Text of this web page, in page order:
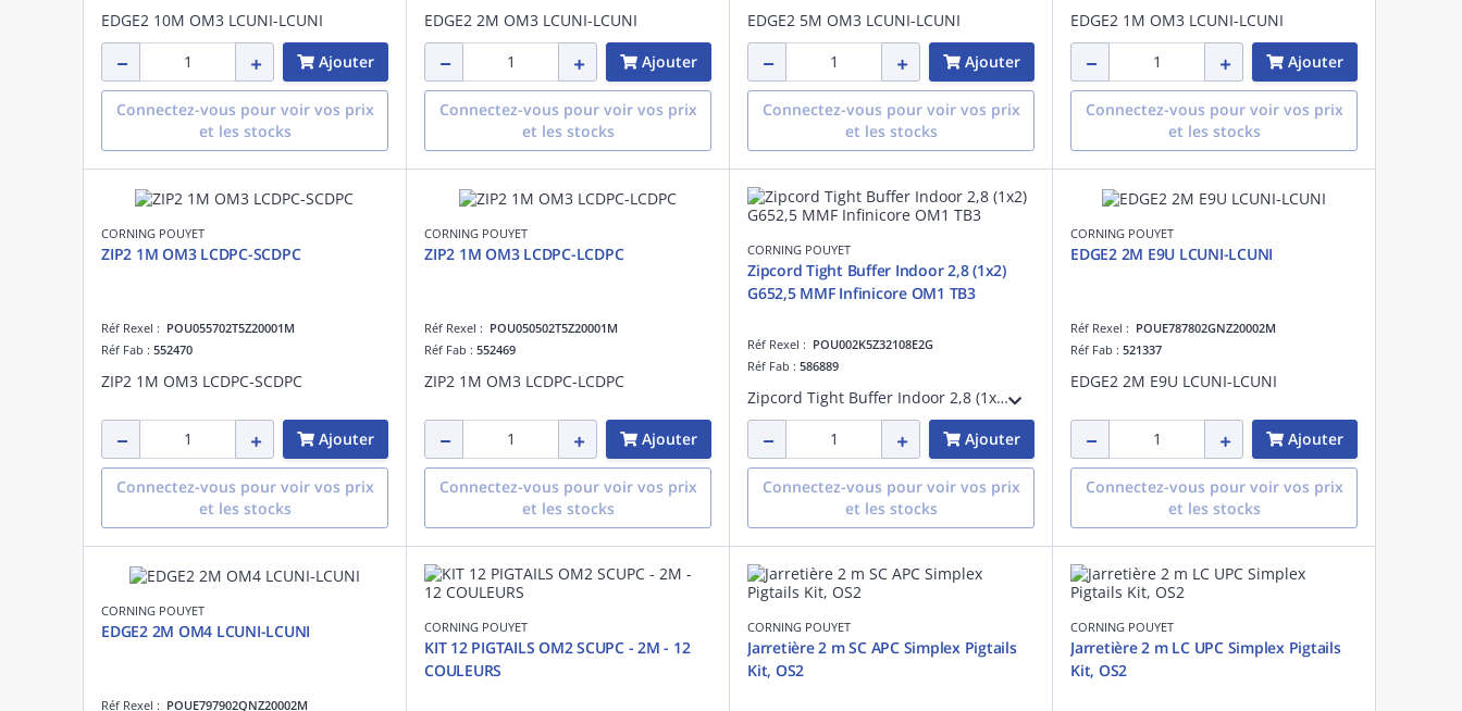
EDGE2 10M OM3 LCUNI-LCUNI
Ajouter
Connectez-vous pour voir vos prix
et les stocks
EDGE2 2M OM3 LCUNI-LCUNI
Ajouter
Connectez-vous pour voir vos prix
et les stocks
EDGE2 5M OM3 LCUNI-LCUNI
Ajouter
Connectez-vous pour voir vos prix
et les stocks
EDGE2 1M OM3 LCUNI-LCUNI
Ajouter
Connectez-vous pour voir vos prix
et les stocks
CORNING POUYET
ZIP2 1M OM3 LCDPC-SCDPC
Réf Rexel : POU055702T5Z20001M
Réf Fab : 552470
ZIP2 1M OM3 LCDPC-SCDPC
Ajouter
Connectez-vous pour voir vos prix
et les stocks
CORNING POUYET
ZIP2 1M OM3 LCDPC-LCDPC
Réf Rexel : POU050502T5Z20001M
Réf Fab : 552469
ZIP2 1M OM3 LCDPC-LCDPC
Ajouter
Connectez-vous pour voir vos prix
et les stocks
CORNING POUYET
Zipcord Tight Buffer Indoor 2,8 (1x2)
G652,5 MMF Infinicore OM1 TB3
Réf Rexel : POU002K5Z32108E2G
Réf Fab : 586889
Zipcord Tight Buffer Indoor 2,8 (1x2) G652,5 MMF Infinicore OM1 TB3
Ajouter
Connectez-vous pour voir vos prix
et les stocks
CORNING POUYET
EDGE2 2M E9U LCUNI-LCUNI
Réf Rexel : POUE787802GNZ20002M
Réf Fab : 521337
EDGE2 2M E9U LCUNI-LCUNI
Ajouter
Connectez-vous pour voir vos prix
et les stocks
CORNING POUYET
EDGE2 2M OM4 LCUNI-LCUNI
Réf Rexel : POUE797902QNZ20002M
CORNING POUYET
KIT 12 PIGTAILS OM2 SCUPC - 2M - 12
COULEURS
CORNING POUYET
Jarretière 2 m SC APC Simplex Pigtails
Kit, OS2
CORNING POUYET
Jarretière 2 m LC UPC Simplex Pigtails
Kit, OS2